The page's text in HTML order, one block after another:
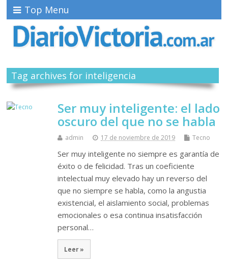
Top Menu
Tag archives for inteligencia
Ser muy inteligente: el lado
oscuro del que no se habla
admin 17 de noviembre de 2019 Tecno
Ser muy inteligente no siempre es garantía de
éxito o de felicidad. Tras un coeficiente
intelectual muy elevado hay un reverso del
que no siempre se habla, como la angustia
existencial, el aislamiento social, problemas
emocionales o esa continua insatisfacción
personal…
Leer »